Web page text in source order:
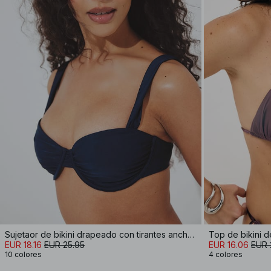
Sujetaor de bikini drapeado con tirantes anchos
EUR 18.16 EUR 25.95
10 colores
Top de bikini
EUR 16.06 EUR
4 colores